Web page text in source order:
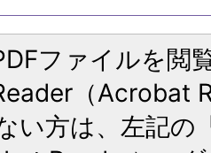
ファイルを閲
（Acrobat
い方は、左記の